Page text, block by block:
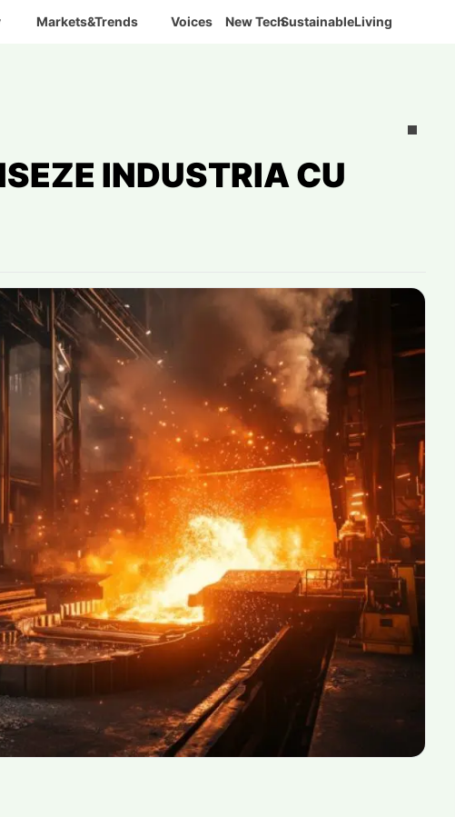
Markets&Trends Voices New TechSustainableLiving
INDUSTRIA CU